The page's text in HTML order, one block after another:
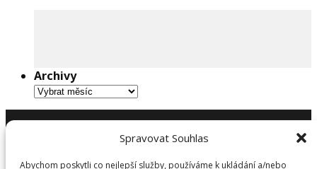
Spravovat Souhlas
Abychom poskytli co nejlepší služby, používáme k ukládání a/nebo
Archivy
Archivy